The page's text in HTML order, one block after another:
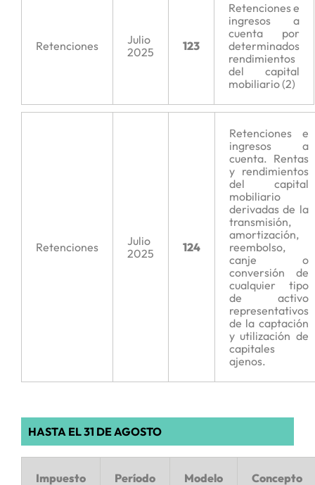
Retenciones
Julio
2025
123
Retenciones e
ingresos a
cuenta por
determinados
rendimientos
del capital
mobiliario (2)
Retenciones
Julio
2025
124
Retenciones e
ingresos a
cuenta. Rentas
y rendimientos
del capital
mobiliario
derivadas de la
transmisión,
amortización,
reembolso,
canje o
conversión de
cualquier tipo
de activo
representativos
de la captación
y utilización de
capitales
ajenos.
HASTA EL 31 DE AGOSTO
Impuesto Período Modelo Concepto